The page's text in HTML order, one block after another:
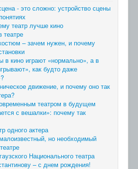
- это сложно: устройство сцены
театр лучше кино
театре
– зачем нужен, и почему
в кино играют «нормально», а в
как будто даже
движение, и почему оно так
театром в будущем
с вешалки»: почему так
одного актера
но необходимый
Национального театра
– с днем рождения!